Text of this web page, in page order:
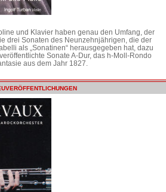
und Klavier haben genau den Umfang, der
drei Sonaten des Neunzehnjährigen, die der
als „Sonatinen“ herausgegeben hat, dazu
Sonate A-Dur, das h-Moll-Rondo
aus dem Jahr 1827.